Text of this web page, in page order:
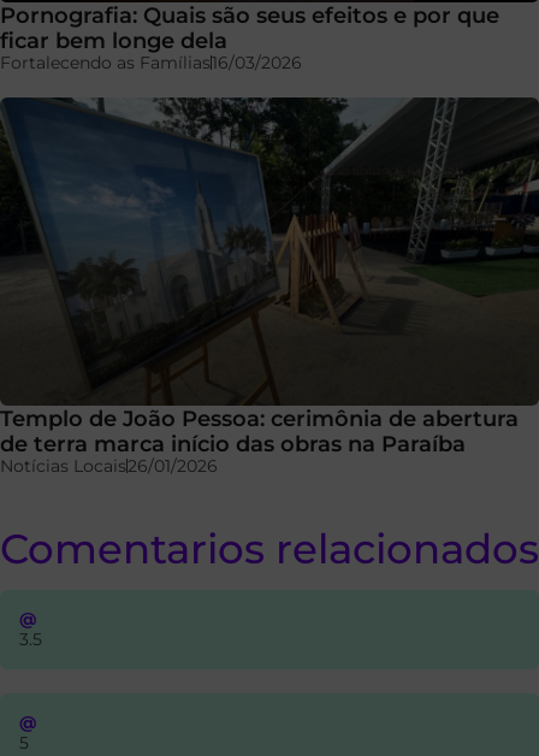
Pornografia: Quais são seus efeitos e por que
ficar bem longe dela
Fortalecendo as Famílias16/03/2026
Templo de João Pessoa: cerimônia de abertura
de terra marca início das obras na Paraíba
Notícias Locais26/01/2026
Comentarios relacionados
@
3.5
@
5